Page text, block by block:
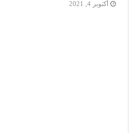
أكتوبر 4, 2021